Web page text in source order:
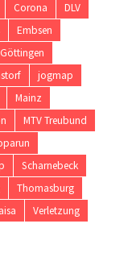
Corona
DLV
Embsen
Göttingen
jogmap
Mainz
MTV Treubund
Scharnebeck
Thomasburg
Verletzung